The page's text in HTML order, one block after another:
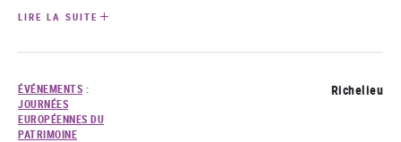
LIRE LA SUITE
ÉVÉNEMENTS :
JOURNÉES
EUROPÉENNES DU
PATRIMOINE
Richelieu